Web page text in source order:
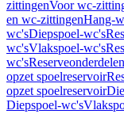
zittingenVoor wc-
en wc-zittingenHang-
wc'sDiepspoel-wc's
wc'sVlakspoel-wc's
wc's
opzet spoelreservoir
opzet spoelreservoir
Diepspoel-wc's